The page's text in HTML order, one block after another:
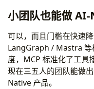
小团队也能做 AI-
可以，而且门槛在快速
LangGraph / Mastra 等
度，MCP 标准化了工具
现在三五人的团队能做
Native 产品。